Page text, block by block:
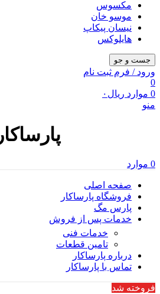
مکسوس
موسو خان
نیسان پیکاپ
هایلوکس
جست و جو
ورود / فرم ثبت نام
0
0 موارد ریال ۰
منو
پارساکار
0 موارد
صفحه اصلی
فروشگاه پارساکار
پارس مگ
خدمات پس از فروش
خدمات فنی
تامین قطعات
درباره پارساکار
تماس با پارساکار
فروخته شد